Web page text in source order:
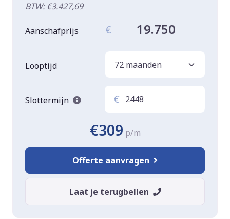
BTW: €3.427,69
Aanschafprijs € 19.750
Looptijd
Slottermijn €
€309 p/m
Offerte aanvragen
Laat je terugbellen